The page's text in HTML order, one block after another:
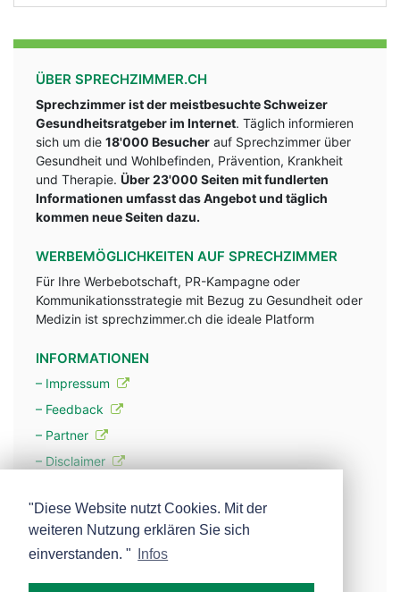
ÜBER SPRECHZIMMER.CH
Sprechzimmer ist der meistbesuchte Schweizer
Gesundheitsratgeber im Internet. Täglich informieren
sich um die 18'000 Besucher auf Sprechzimmer über
Gesundheit und Wohlbefinden, Prävention, Krankheit
und Therapie. Über 23'000 Seiten mit fundlerten
Informationen umfasst das Angebot und täglich
kommen neue Seiten dazu.
WERBEMÖGLICHKEITEN AUF SPRECHZIMMER
Für Ihre Werbebotschaft, PR-Kampagne oder
Kommunikationsstrategie mit Bezug zu Gesundheit oder
Medizin ist sprechzimmer.ch die ideale Platform
INFORMATIONEN
– Impressum
– Feedback
– Partner
– Disclaimer
– Werbung
– Mehr über unsere Experten
"Diese Website nutzt Cookies. Mit der
weiteren Nutzung erklären Sie sich
einverstanden. "
Infos